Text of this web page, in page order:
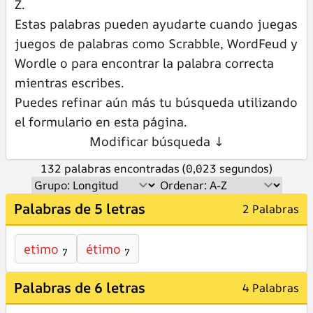
Z.
Estas palabras pueden ayudarte cuando juegas
juegos de palabras como Scrabble, WordFeud y
Wordle o para encontrar la palabra correcta
mientras escribes.
Puedes refinar aún más tu búsqueda utilizando
el formulario en esta página.
Modificar búsqueda ↓
132 palabras encontradas (0,023 segundos)
Palabras de 5 letras 2 Palabras
etimo 7 étimo 7
Palabras de 6 letras 4 Palabras